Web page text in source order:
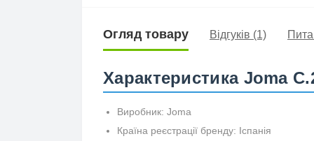
Огляд товару Відгуків (1)
Характеристика Joma
Виробник: Joma
Країна реєстрації бренду: Іспанія